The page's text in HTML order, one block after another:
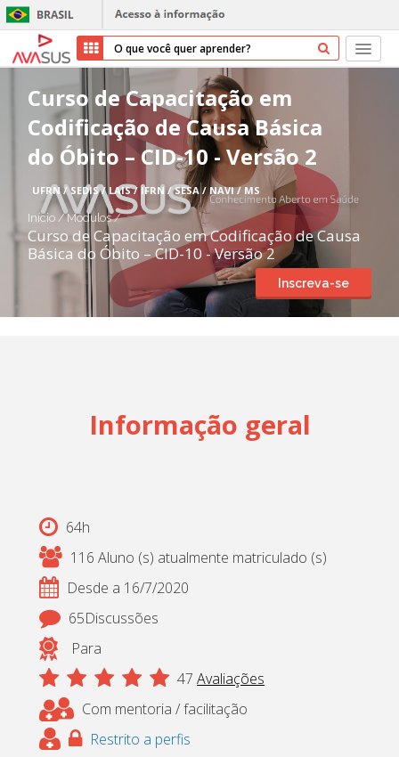
Início
Cursos
Parceiros
Sobre nós
Transparência
Repositório
Cadastrar
Curso de Capacitação em
Codificação de Causa Básica
do Óbito – CID-10 - Versão 2
UFRN / SEDIS / LAIS / IFRN / SESA / NAVI / MS
Início / Módulos/
Curso de Capacitação em Codificação de Causa
Básica do Óbito – CID-10 - Versão 2
Inscreva-se
Informação geral
64h
116 Aluno (s) atualmente matriculado (s)
Desde a 16/7/2020
65Discussões
Para
47 Avaliações
Com mentoria / facilitação
Restrito a perfis